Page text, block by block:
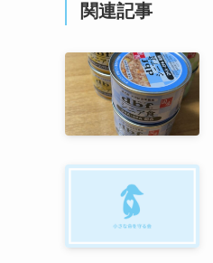
関連記事